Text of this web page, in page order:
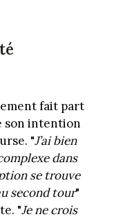
fait part
son intention
"J’ai bien
dans
se trouve
second tour"
"Je ne crois